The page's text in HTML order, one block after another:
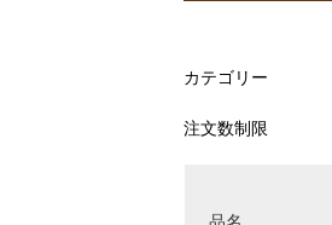
カテゴリー
注文数制限
品名